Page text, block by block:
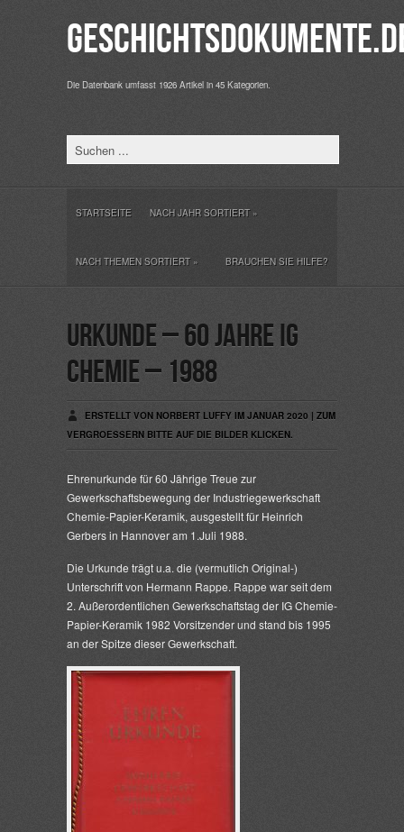
Die Datenbank umfasst 1926 Artikel in 45 Kategorien.
STARTSEITE NACH JAHR SORTIERT»
NACH THEMEN SORTIERT» BRAUCHEN SIE HILFE?
Urkunde – 60 Jahre IG
Chemie – 1988
ERSTELLT VON NORBERT LUFFY IM JANUAR 2020 | ZUM
VERGROESSERN BITTE AUF DIE BILDER KLICKEN.
Ehrenurkunde für 60 Jährige Treue zur
Gewerkschaftsbewegung der Industriegewerkschaft
Chemie-Papier-Keramik, ausgestellt für Heinrich
Gerbers in Hannover am 1.Juli 1988.
Die Urkunde trägt u.a. die (vermutlich Original-)
Unterschrift von Hermann Rappe. Rappe war seit dem
2. Außerordentlichen Gewerkschaftstag der IG Chemie-
Papier-Keramik 1982 Vorsitzender und stand bis 1995
an der Spitze dieser Gewerkschaft.